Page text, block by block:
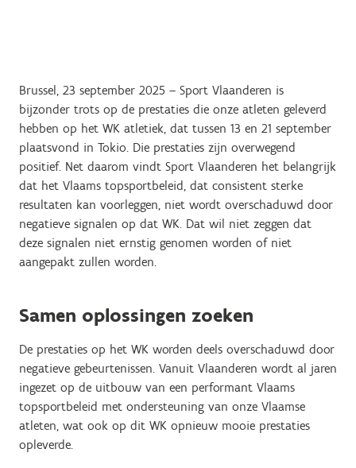
Brussel, 23 september 2025 – Sport Vlaanderen is
bijzonder trots op de prestaties die onze atleten geleverd
hebben op het WK atletiek, dat tussen 13 en 21 september
plaatsvond in Tokio. Die prestaties zijn overwegend
positief. Net daarom vindt Sport Vlaanderen het belangrijk
dat het Vlaams topsportbeleid, dat consistent sterke
resultaten kan voorleggen, niet wordt overschaduwd door
negatieve signalen op dat WK. Dat wil niet zeggen dat
deze signalen niet ernstig genomen worden of niet
aangepakt zullen worden.
Samen oplossingen zoeken
De prestaties op het WK worden deels overschaduwd door
negatieve gebeurtenissen. Vanuit Vlaanderen wordt al jaren
ingezet op de uitbouw van een performant Vlaams
topsportbeleid met ondersteuning van onze Vlaamse
atleten, wat ook op dit WK opnieuw mooie prestaties
opleverde.